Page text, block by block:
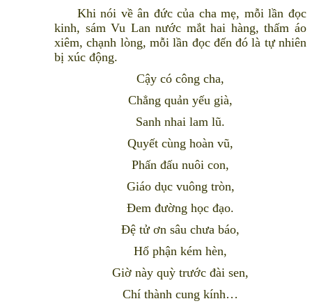
Khi nói về ân đức của cha mẹ, mỗi lần đọc
kinh, sám Vu Lan nước mắt hai hàng, thấm áo
xiêm, chạnh lòng, mỗi lần đọc đến đó là tự nhiên
bị xúc động.
Cậy có công cha,
Chẳng quản yếu già,
Sanh nhai lam lũ.
Quyết cùng hoàn vũ,
Phấn đấu nuôi con,
Giáo dục vuông tròn,
Ðem đường học đạo.
Ðệ tử ơn sâu chưa báo,
Hổ phận kém hèn,
Giờ này quỳ trước đài sen,
Chí thành cung kính…